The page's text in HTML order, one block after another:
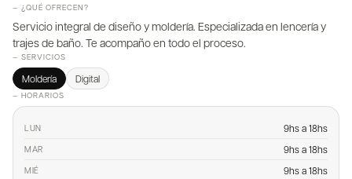
— ¿QUÉ OFRECEN?
Servicio integral de diseño y moldería. Especializada en lencería y
trajes de baño. Te acompaño en todo el proceso.
— SERVICIOS
Moldería Digital
— HORARIOS
LUN 9hs a 18hs
MAR 9hs a 18hs
MIÉ 9hs a 18hs